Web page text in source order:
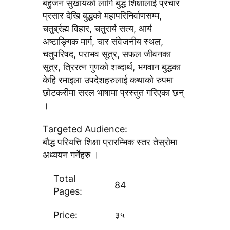
बहुजन सुखायकाे लागि बुद्ध शिक्षालाई प्रचार
प्रसार देखि बुद्धकाे महापरिनिर्वाणसम्म,
चतुर्ब्रह्म विहार, चतुरार्य सत्य, आर्य
अष्टाङ्गिक मार्ग, चार संवेजनीय स्थल,
चतुपरिषद, पराभव सूत्र, सफल जीवनका
सूत्र, त्रिरत्न गुणकाे शब्दार्थ, भगवान बुद्धका
केहि रमाइला उपदेशहरुलाई कथाकाे रुपमा
छाेटकरीमा सरल भाषामा प्रस्तुत गरिएका छन्
।
Targeted Audience:
बाैद्ध परियत्ति शिक्षा प्रारम्भिक स्तर तेस्राेमा
अध्ययन गर्नेहरु ।
Total
Pages:
84
Price: ३५